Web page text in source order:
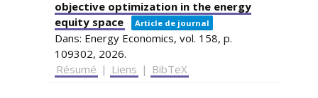
objective optimization in the energy
equity space
Article de journal
Dans: Energy Economics, vol. 158, p.
109302, 2026.
Résumé | Liens | BibTeX